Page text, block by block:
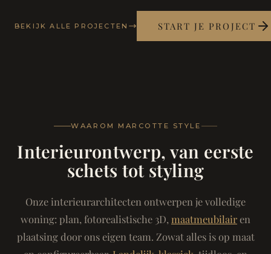
BEKIJK ALLE PROJECTEN START JE PROJECT
WAAROM MARCOTTE STYLE
Interieurontwerp, van eerste
schets tot styling
Onze interieurarchitecten ontwerpen je volledige
woning: plan, fotorealistische 3D, maatmeubilairen
plaatsing door ons eigen team. Zowat alles is op maat